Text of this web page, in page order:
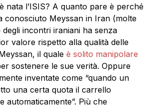
nata l’ISIS? A quanto pare è perché
conosciuto Meyssan in Iran (molte
incontri iraniani ha senza
valore rispetto alla qualità delle
il quale è solito manipolare
sostenere le sue verità. Oppure
inventate come “quando un
una certa quota il carrello
automaticamente”. Più che